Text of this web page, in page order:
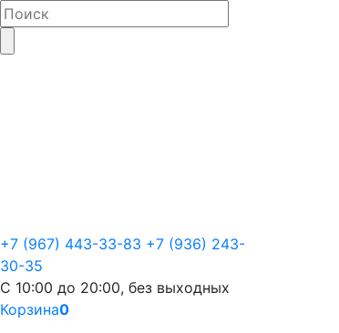
+7 (967) 443-33-83 +7 (936) 243-
30-35
С 10:00 до 20:00, без выходных
Корзина0